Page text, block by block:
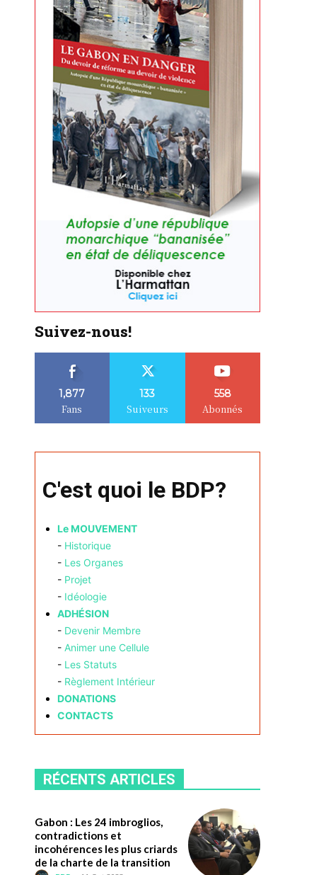
Suivez-nous!
1,877
Fans
133
Suiveurs
558
Abonnés
C'est quoi le BDP?
Le MOUVEMENT
- Historique
- Les Organes
- Projet
- Idéologie
ADHÉSION
- Devenir Membre
- Animer une Cellule
- Les Statuts
- Règlement Intérieur
DONATIONS
CONTACTS
RÉCENTS ARTICLES
Gabon : Les 24 imbroglios,
contradictions et
incohérences les plus criards
de la charte de la transition